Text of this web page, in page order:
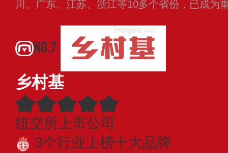
川、广东、江苏、浙江等10多个省份，已成为
NO.7
乡村基
纽交所上市公司
3个行业上榜十大品牌